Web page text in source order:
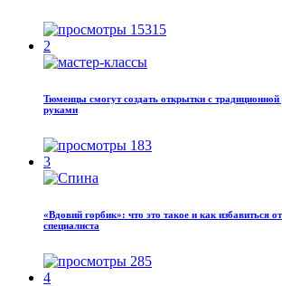
15315
2
Тюменцы смогут создать открытки с
руками
183
3
«Вдовий горбик»: что это такое и как избавиться
специалиста
285
4